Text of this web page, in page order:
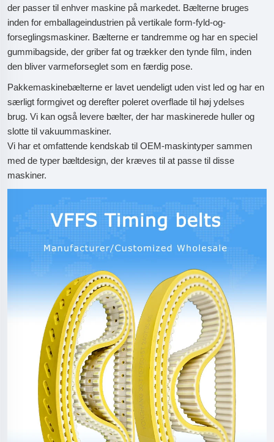
der passer til enhver maskine på markedet. Bælterne bruges
inden for emballageindustrien på vertikale form-fyld-og-
forseglingsmaskiner. Bælterne er tandremme og har en speciel
gummibagside, der griber fat og trækker den tynde film, inden
den bliver varmeforseglet som en færdig pose.
Pakkemaskinebælterne er lavet uendeligt uden vist led og har en
særligt formgivet og derefter poleret overflade til høj ydelses
brug. Vi kan også levere bælter, der har maskinerede huller og
slotte til vakuummaskiner.
Vi har et omfattende kendskab til OEM-maskintyper sammen
med de typer bæltdesign, der kræves til at passe til disse
maskiner.